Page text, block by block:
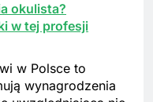
okulista?
w tej profesji
w Polsce to
wynagrodzenia